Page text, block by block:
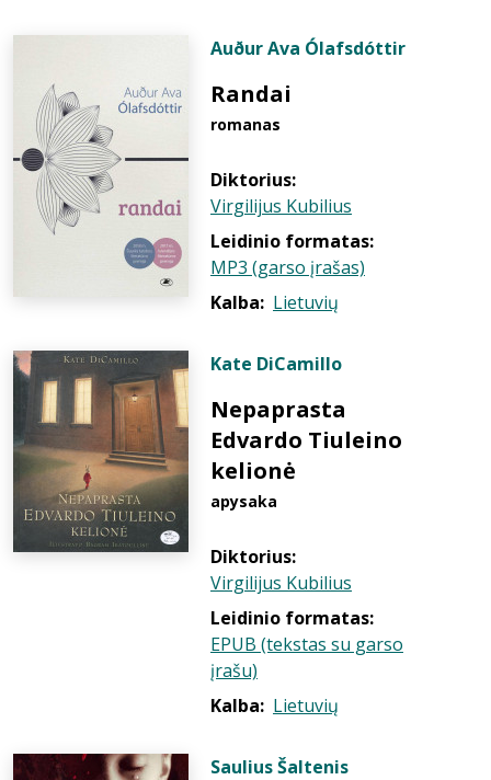
Auður Ava Ólafsdóttir
Randai
romanas
Diktorius:
Virgilijus Kubilius
Leidinio formatas:
MP3 (garso įrašas)
Kalba: Lietuvių
Kate DiCamillo
Nepaprasta
Edvardo Tiuleino
kelionė
apysaka
Diktorius:
Virgilijus Kubilius
Leidinio formatas:
EPUB (tekstas su garso
įrašu)
Kalba: Lietuvių
Saulius Šaltenis